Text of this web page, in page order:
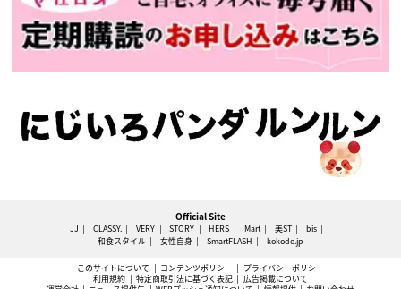
Official Site
JJ CLASSY. VERY STORY HERS Mart 美ST
bis
和食スタイル
女性自身 SmartFLASH kokode.jp
このサイトについて コンテンツポリシー
プライバシーポリシー
利用規約
特定商取引法に基づく表記
広告掲載について